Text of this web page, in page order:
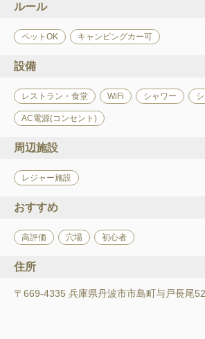
ルール
ペットOK キャンピングカー可
設備
レストラン・食堂 WiFi シャワー
AC電源(コンセント)
周辺施設
レジャー施設
おすすめ
高評価 穴場 初心者
住所
〒669-4335 兵庫県丹波市市島町与戸長尾